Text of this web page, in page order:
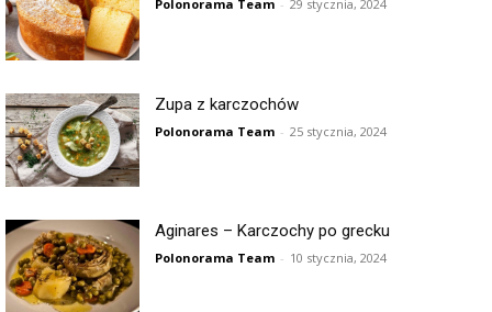
Polonorama Team - 29 stycznia, 2024
Zupa z karczochów
Polonorama Team - 25 stycznia, 2024
Aginares – Karczochy po grecku
Polonorama Team - 10 stycznia, 2024